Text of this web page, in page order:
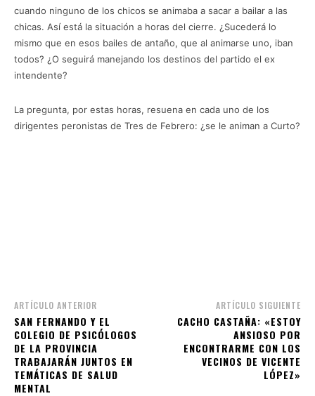
cuando ninguno de los chicos se animaba a sacar a bailar a las
chicas. Así está la situación a horas del cierre. ¿Sucederá lo
mismo que en esos bailes de antaño, que al animarse uno, iban
todos? ¿O seguirá manejando los destinos del partido el ex
intendente?
La pregunta, por estas horas, resuena en cada uno de los
dirigentes peronistas de Tres de Febrero: ¿se le animan a Curto?
ARTÍCULO ANTERIOR
SAN FERNANDO Y EL
COLEGIO DE PSICÓLOGOS
DE LA PROVINCIA
TRABAJARÁN JUNTOS EN
TEMÁTICAS DE SALUD
MENTAL
ARTÍCULO SIGUIENTE
CACHO CASTAÑA: «ESTOY
ANSIOSO POR
ENCONTRARME CON LOS
VECINOS DE VICENTE
LÓPEZ»